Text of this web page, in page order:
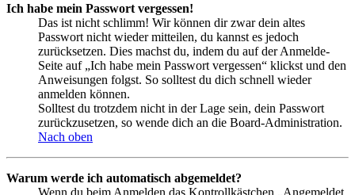
Ich habe mein Passwort vergessen!
Das ist nicht schlimm! Wir können dir zwar dein altes
Passwort nicht wieder mitteilen, du kannst es jedoch
zurücksetzen. Dies machst du, indem du auf der Anmelde-
Seite auf „Ich habe mein Passwort vergessen“ klickst und den
Anweisungen folgst. So solltest du dich schnell wieder
anmelden können.
Solltest du trotzdem nicht in der Lage sein, dein Passwort
zurückzusetzen, so wende dich an die Board-Administration.
Nach oben
Warum werde ich automatisch abgemeldet?
Wenn du beim Anmelden das Kontrollkästchen „Angemeldet